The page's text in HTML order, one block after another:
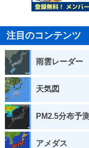
注目のコンテンツ
雨雲レーダー
天気図
PM2.5分布予測
アメダス